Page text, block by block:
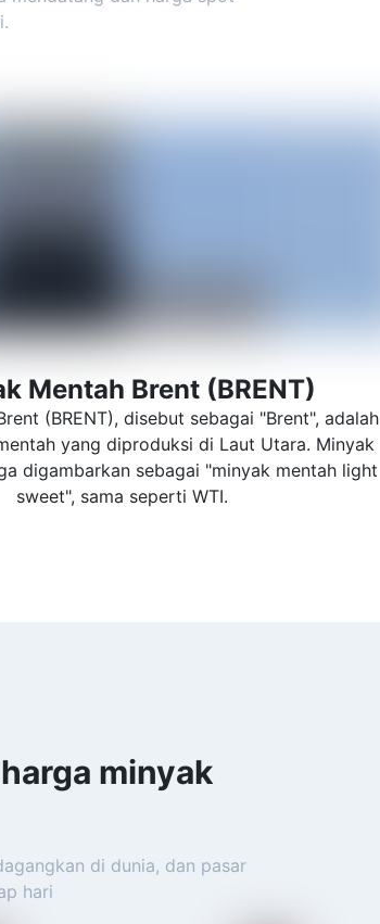
Mentah Brent (BRENT)
(BRENT), disebut sebagai "Brent", adalah
yang diproduksi di Laut Utara. Minyak
digambarkan sebagai "minyak mentah light
sweet", sama seperti WTI.
minyak
di dunia, dan pasar
hari